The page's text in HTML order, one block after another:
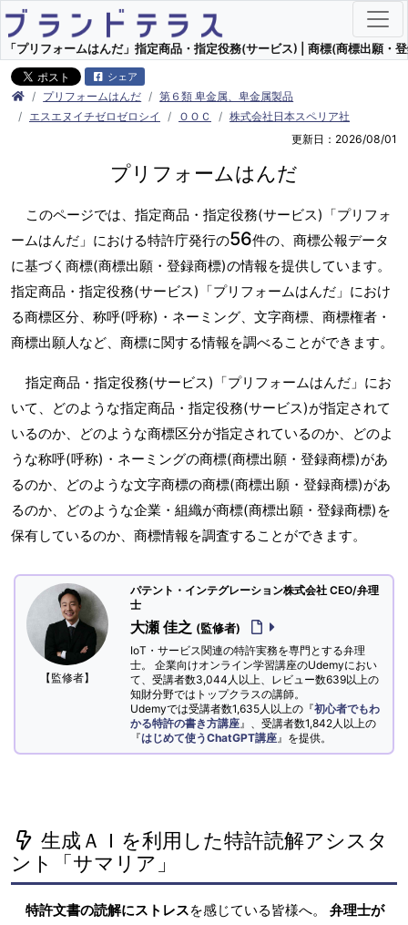
「プリフォームはんだ」指定商品・指定役務(サービス) | 商標(商標出願・
シェア
プリフォームはんだ
第６類 卑金属、卑金属製品
エスエヌイチゼロゼロシイ
ＯＯＣ
株式会社日本スペリア社
更新日：2026/08/01
プリフォームはんだ
このページでは、指定商品・指定役務(サービス)「プリフォ
ームはんだ」における特許庁発行の56件の、商標公報データ
に基づく商標(商標出願・登録商標)の情報を提供しています。
指定商品・指定役務(サービス)「プリフォームはんだ」におけ
る商標区分、称呼(呼称)・ネーミング、文字商標、商標権者・
商標出願人など、商標に関する情報を調べることができます。
指定商品・指定役務(サービス)「プリフォームはんだ」にお
いて、どのような指定商品・指定役務(サービス)が指定されて
いるのか、どのような商標区分が指定されているのか、どのよ
うな称呼(呼称)・ネーミングの商標(商標出願・登録商標)があ
るのか、どのような文字商標の商標(商標出願・登録商標)があ
るのか、どのような企業・組織が商標(商標出願・登録商標)を
保有しているのか、商標情報を調査することができます。
【監修者】
パテント・インテグレーション株式会社 CEO/弁理
士
大瀬 佳之 (監修者)
IoT・サービス関連の特許実務を専門とする弁理
士。 企業向けオンライン学習講座のUdemyにおい
て、受講者数3,044人以上、レビュー数639以上の
知財分野ではトップクラスの講師。
Udemyでは受講者数1,635人以上の『初心者でもわ
かる特許の書き方講座 』、受講者数1,842人以上の
『はじめて使うChatGPT講座 』を提供。
生成ＡＩを利用した特許読解アシスタ
ント「サマリア」
特許文書の読解にストレスを感じている皆様へ。 弁理士が